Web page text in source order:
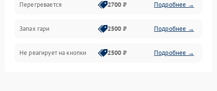
Перегревается 2700 ₽ Подробнее →
Запах гари 2500 ₽ Подробнее →
Не реагирует на кнопки 2500 ₽ Подробнее →